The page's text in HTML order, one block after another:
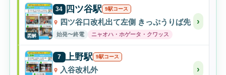
図解
34 四ツ谷駅 9駅コース
四ツ谷口改札出て左側 きっぷうりば先
始発〜終電 ニャオハ・ホゲータ・クワッス
›
7 上野駅 9駅コース
入谷改札外 ›